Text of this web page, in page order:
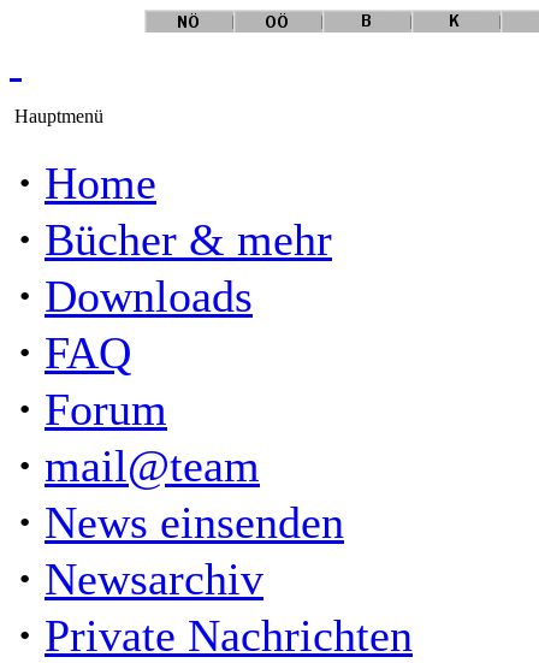
Hauptmenü
· Home
· Bücher & mehr
· Downloads
· FAQ
· Forum
· mail@team
· News einsenden
· Newsarchiv
· Private Nachrichten